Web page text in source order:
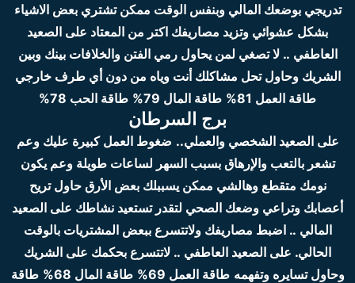
تدريجي بوضعك المالي وبنفس الوقت ممكن تشتري بعض الاشياء
بشكل عشوائي وتزيد مصاريفك اكتر من المعتاد على الصعيد
العاطفي .. لا تصغي لمن يحاول رمي الفتن والخلافات بينك وبين
الشريك وحاول تحل مشاكلك أنت وياه من دون أي طرف خارجي
طاقة العمل 81%
طاقة المال 79% طاقة الحب 78%
برج السرطان
على الصعيد الشخصي والعملي.. ضغوط العمل كبيرة عليك وعم
تشعر بالتعب والإرهاق بسبب السهر لساعات طويلة وعم يكون
نومك متقطع وهالشي ممكن يسببلك بعض الأرق حاول تريح
أعصابك وتراعي وضعك الصحي لتقدر تستعيد نشاطك على الصعيد
المالي .. اضبط مصاريفك ولاتتسرع ببعض المشتريات بالوقت
الحالي. على الصعيد العاطفي .. لاتتسرع بحكمك على الشريك
وحاول تسايره وتفهمه طاقة العمل 69% طاقة المال 68%
طاقة